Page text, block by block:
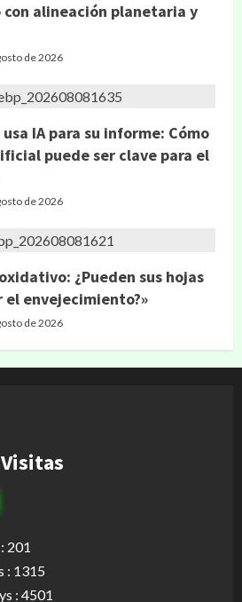
alineación planetaria y
de 2026
IA para su informe: Cómo
puede ser clave para el
de 2026
¿Pueden sus hojas
envejecimiento?»
de 2026
201
: 1315
: 4501